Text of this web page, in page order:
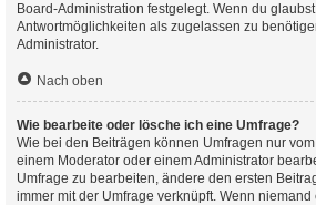
Board-Administration festgelegt. Wenn du
Antwortmöglichkeiten als zugelassen zu
Administrator.
Nach oben
Wie bearbeite oder lösche ich eine Umfrage?
Wie bei den Beiträgen können Umfragen nur
einem Moderator oder einem Administrator
Umfrage zu bearbeiten, ändere den ersten
immer mit der Umfrage verknüpft. Wenn